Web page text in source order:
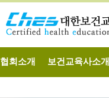
협회소개 보건교육사소개